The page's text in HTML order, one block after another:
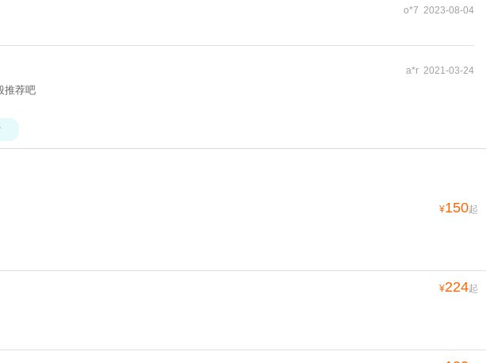
o*7 2023-08-04
a*r 2021-03-24
推荐吧
¥150起
¥224起